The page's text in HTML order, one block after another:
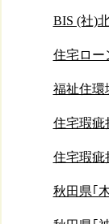
BIS (社)
住宅ロ
福祉住
住宅瑕
住宅瑕
秋田県｢